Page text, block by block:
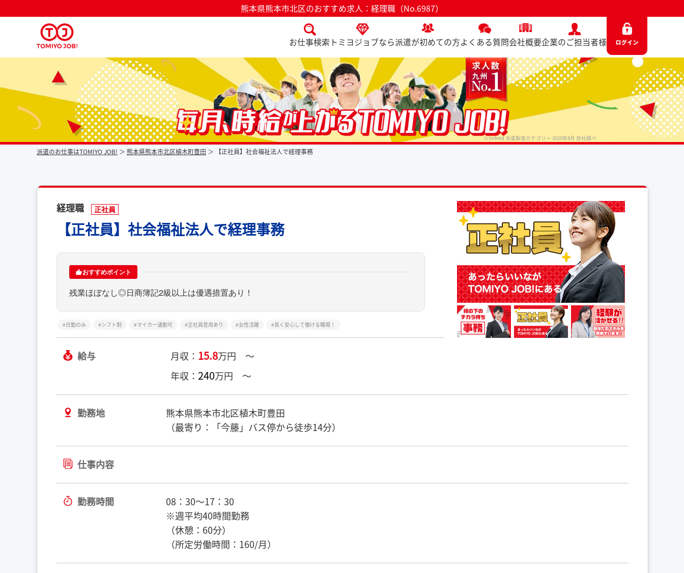
熊本県熊本市北区のおすすめ求人：経理職（No.6987）
お仕事検索 トミヨジョブなら派遣が初めての方よくある質問会社概要企業のご担当者様
派遣なら毎月時給が上がるトミヨジョブ ※Indeed 派遣製造カテゴリー 2025年8月 自社調べ
派遣のお仕事はTOMIYO JOB! 熊本県熊本市北区植木町豊田 【正社員】社会福祉法人で経理事務
経理職 正社員 No. 6987 / 2025.06.13
【正社員】社会福祉法人で経理事務
おすすめポイント
残業ほぼなし◎日商簿記2級以上は優遇措置あり！
日勤のみ シフト制 マイカー通勤可 正社員登用あり 女性活躍 長く安心して働ける職場！
給与 月収： 15.8万円 ～
年収： 240万円 ～
勤務地
熊本県熊本市北区植木町豊田
（最寄り：「今藤」バス停から徒歩14分）
仕事内容
勤務時間
08：30〜17：30
※週平均40時間勤務
（休憩：60分）
（所定労働時間：160/月）